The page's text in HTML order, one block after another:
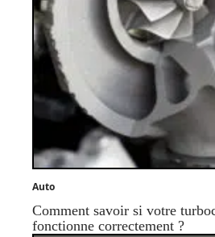
Auto
Comment savoir si votre
fonctionne correctement ?